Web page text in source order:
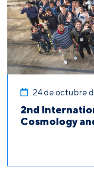
24 de octubre
2nd
Cosmology